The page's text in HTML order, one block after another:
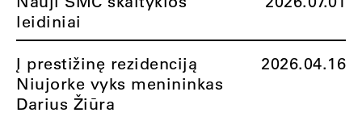
leidiniai
Į prestižinę rezidenciją
Niujorke vyks menininkas
Darius Žiūra
2026.04.16